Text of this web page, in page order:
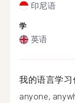
印尼语
学
英语
我的语言学习
anyone,